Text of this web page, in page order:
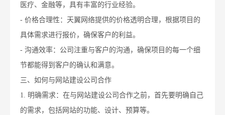
医疗、金融等，具有丰富的行业经验。
- 价格合理性：天翼网络提供的价格透明合理，根据项目的
具体需求进行报价，确保客户的利益。
- 沟通效率：公司注重与客户的沟通，确保项目的每一个细
节都能得到客户的确认和满意。
三、如何与网站建设公司合作
1. 明确需求：在与网站建设公司合作之前，首先要明确自己
的需求，包括网站的功能、设计、预算等。